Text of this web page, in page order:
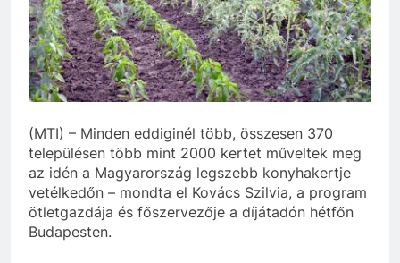
(MTI) – Minden eddiginél több, összesen 370
településen több mint 2000 kertet műveltek meg
az idén a Magyarország legszebb konyhakertje
vetélkedőn – mondta el Kovács Szilvia, a program
ötletgazdája és főszervezője a díjátadón hétfőn
Budapesten.